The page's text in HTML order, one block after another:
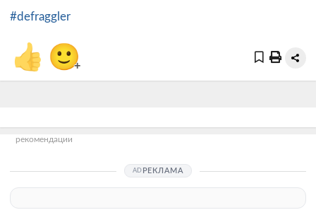
#defraggler
👍 🙂+
рекомендации
РЕКЛАМА